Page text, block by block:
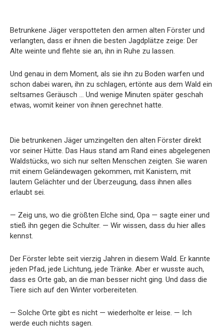
Betrunkene Jäger verspotteten den armen alten Förster und
verlangten, dass er ihnen die besten Jagdplätze zeige: Der
Alte weinte und flehte sie an, ihn in Ruhe zu lassen.
Und genau in dem Moment, als sie ihn zu Boden warfen und
schon dabei waren, ihn zu schlagen, ertönte aus dem Wald ein
seltsames Geräusch … Und wenige Minuten später geschah
etwas, womit keiner von ihnen gerechnet hatte.
Die betrunkenen Jäger umzingelten den alten Förster direkt
vor seiner Hütte. Das Haus stand am Rand eines abgelegenen
Waldstücks, wo sich nur selten Menschen zeigten. Sie waren
mit einem Geländewagen gekommen, mit Kanistern, mit
lautem Gelächter und der Überzeugung, dass ihnen alles
erlaubt sei.
— Zeig uns, wo die größten Elche sind, Opa — sagte einer und
stieß ihn gegen die Schulter. — Wir wissen, dass du hier alles
kennst.
Der Förster lebte seit vierzig Jahren in diesem Wald. Er kannte
jeden Pfad, jede Lichtung, jede Tränke. Aber er wusste auch,
dass es Orte gab, an die man besser nicht ging. Und dass die
Tiere sich auf den Winter vorbereiteten.
— Solche Orte gibt es nicht — wiederholte er leise. — Ich
werde euch nichts sagen.